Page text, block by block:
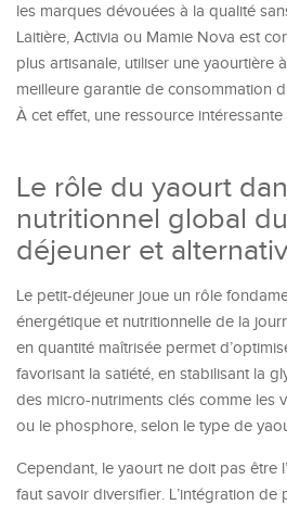
les marques dévouées à la qualité
Laitière, Activia ou Mamie Nova est
plus artisanale, utiliser une yaourtière
meilleure garantie de consommation
À cet effet, une ressource
Le rôle du yaourt
nutritionnel global
déjeuner et
Le petit-déjeuner joue un rôle
énergétique et nutritionnelle de la
en quantité maîtrisée permet
favorisant la satiété, en stabilisant la
des micro-nutriments clés comme les
ou le phosphore, selon le type de
Cependant, le yaourt ne doit pas être
faut savoir diversifier. L’intégration de